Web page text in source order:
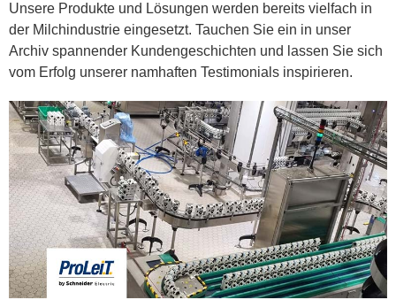
Unsere Produkte und Lösungen werden bereits vielfach in
der Milchindustrie eingesetzt. Tauchen Sie ein in unser
Archiv spannender Kundengeschichten und lassen Sie sich
vom Erfolg unserer namhaften Testimonials inspirieren.